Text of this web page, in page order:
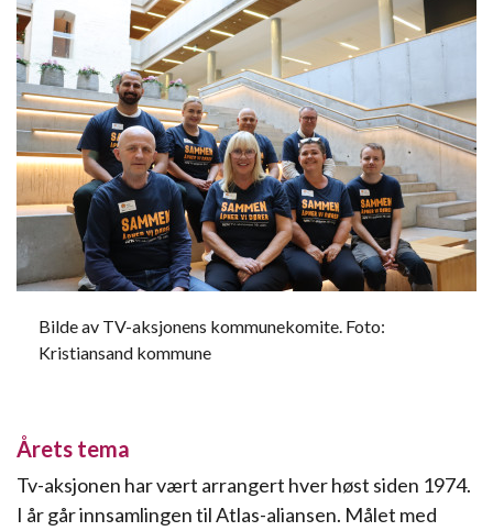
Bilde av TV-aksjonens kommunekomite. Foto:
Kristiansand kommune
Årets tema
Tv-aksjonen har vært arrangert hver høst siden 1974.
I år går innsamlingen til Atlas-aliansen. Målet med